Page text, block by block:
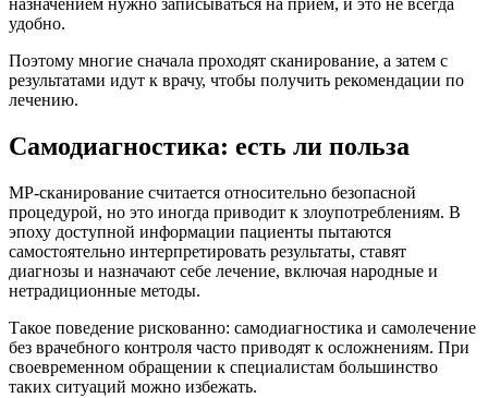
назначением нужно записываться на приём, и это не всегда
удобно.
Поэтому многие сначала проходят сканирование, а затем с
результатами идут к врачу, чтобы получить рекомендации по
лечению.
Самодиагностика: есть ли польза
МР-сканирование считается относительно безопасной
процедурой, но это иногда приводит к злоупотреблениям. В
эпоху доступной информации пациенты пытаются
самостоятельно интерпретировать результаты, ставят
диагнозы и назначают себе лечение, включая народные и
нетрадиционные методы.
Такое поведение рискованно: самодиагностика и самолечение
без врачебного контроля часто приводят к осложнениям. При
своевременном обращении к специалистам большинство
таких ситуаций можно избежать.